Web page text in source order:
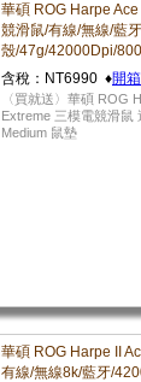
華碩 ROG Harpe
競滑鼠/有線/無線/藍
殼/47g/42000Dpi/
含稅：NT6990 ♦開
〈買就送〉華碩 ROG
Extreme 三模電競滑鼠
Medium 鼠墊
華碩 ROG Harpe II
有線/無線8k/藍牙/